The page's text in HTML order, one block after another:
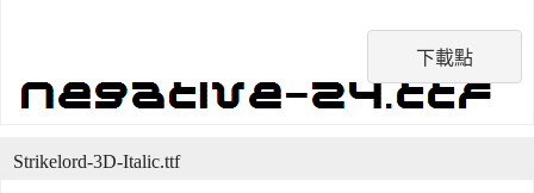
下載點
Strikelord-3D-Italic.ttf